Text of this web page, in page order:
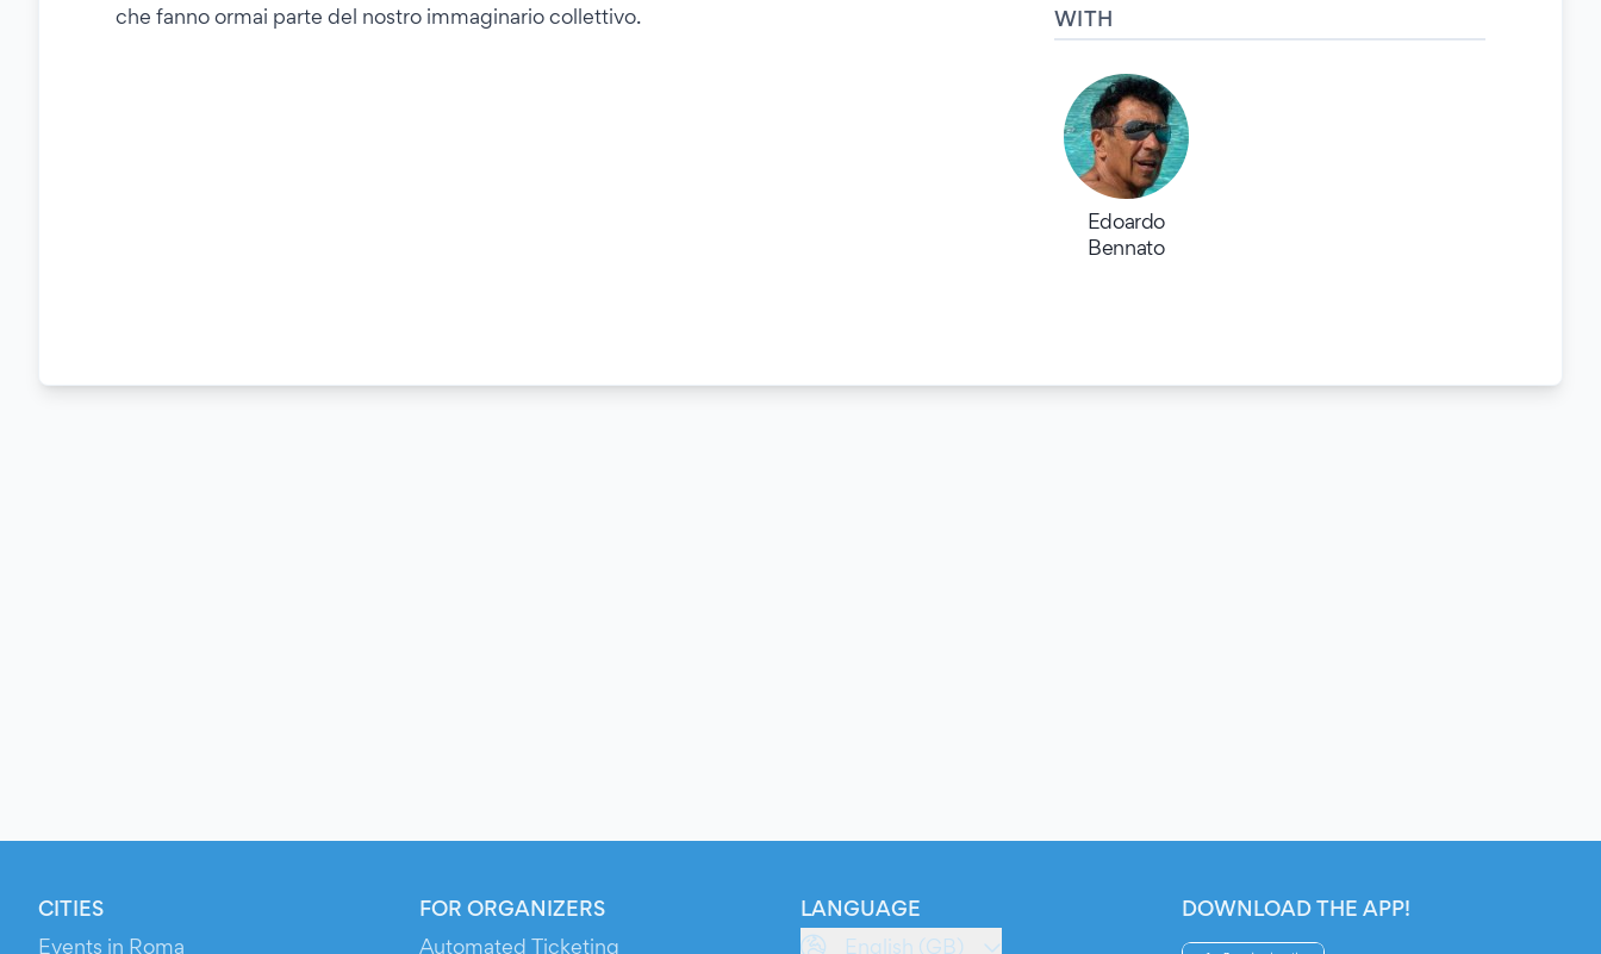
che fanno ormai parte del nostro immaginario collettivo.
WITH
Edoardo
Bennato
CITIES
Events in Roma
FOR ORGANIZERS
Automated Ticketing
LANGUAGE
English (GB)
DOWNLOAD THE APP!